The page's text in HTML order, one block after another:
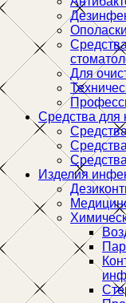
Для
Средства для
Изделия